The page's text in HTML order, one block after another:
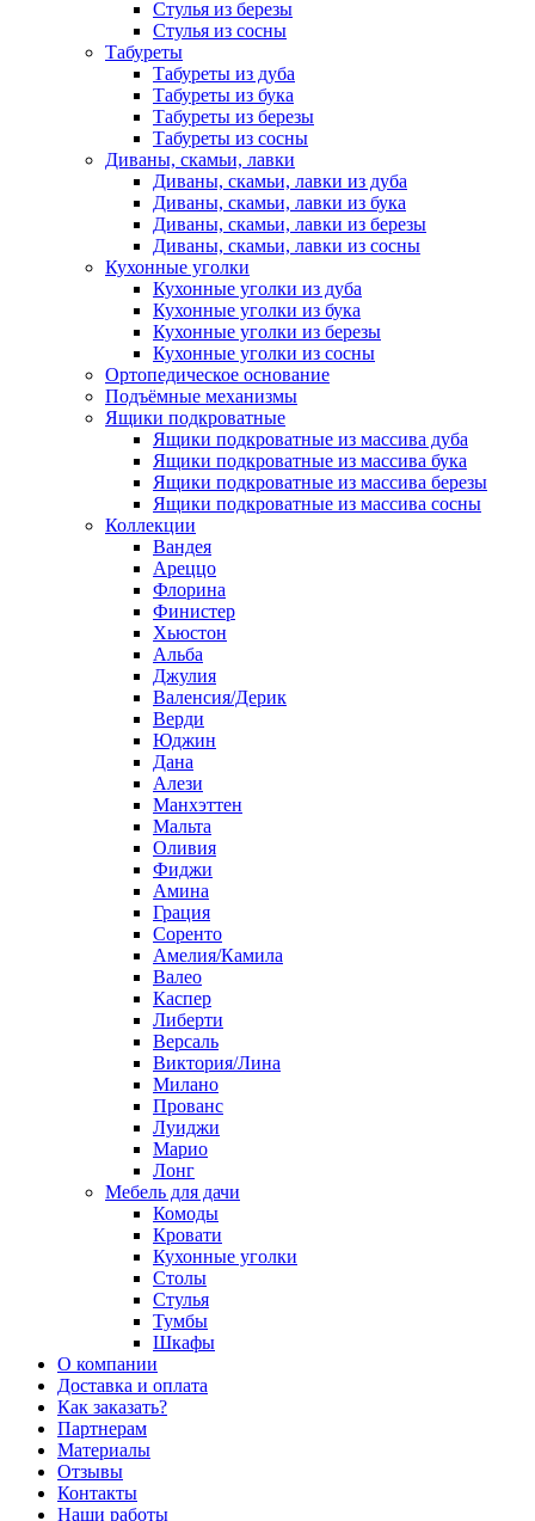
Стулья из березы
Стулья из сосны
Табуреты
Табуреты из дуба
Табуреты из бука
Табуреты из березы
Табуреты из сосны
Диваны, скамьи, лавки
Диваны, скамьи, лавки из дуба
Диваны, скамьи, лавки из бука
Диваны, скамьи, лавки из березы
Диваны, скамьи, лавки из сосны
Кухонные уголки
Кухонные уголки из дуба
Кухонные уголки из бука
Кухонные уголки из березы
Кухонные уголки из сосны
Ортопедическое основание
Подъёмные механизмы
Ящики подкроватные
Ящики подкроватные из массива дуба
Ящики подкроватные из массива бука
Ящики подкроватные из массива березы
Ящики подкроватные из массива сосны
Коллекции
Вандея
Ареццо
Флорина
Финистер
Хьюстон
Альба
Джулия
Валенсия/Дерик
Верди
Юджин
Дана
Алези
Манхэттен
Мальта
Оливия
Фиджи
Амина
Грация
Соренто
Амелия/Камила
Валео
Каспер
Либерти
Версаль
Виктория/Лина
Милано
Прованс
Луиджи
Марио
Лонг
Мебель для дачи
Комоды
Кровати
Кухонные уголки
Столы
Стулья
Тумбы
Шкафы
О компании
Доставка и оплата
Как заказать?
Партнерам
Материалы
Отзывы
Контакты
Наши работы